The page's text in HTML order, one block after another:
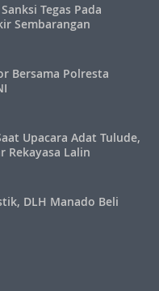
Tegas Pada
Sembarangan
Bersama Polresta
Upacara Adat Tulude,
Rekayasa Lalin
DLH Manado Beli